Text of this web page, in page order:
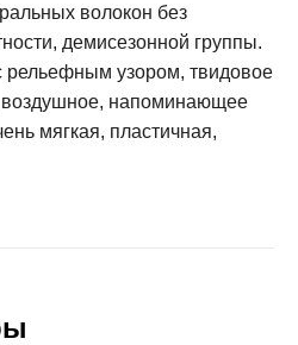
волокон без
демисезонной группы.
рельефным узором, твидовое
воздушное, напоминающее
мягкая, пластичная,